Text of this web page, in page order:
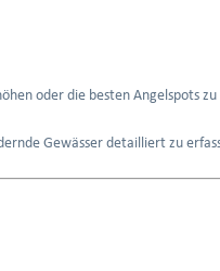
oder die besten Angelspots
Gewässer detailliert zu